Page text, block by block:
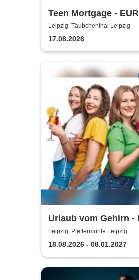
Teen Mortgage -
SUMMER 2026
Leipzig, Täubchenthal Leipzig
17.08.2026
Urlaub vom Gehirn -
Leipziger
Leipzig, Pfeffermühle Leipzig
18.08.2026 - 08.01.2027